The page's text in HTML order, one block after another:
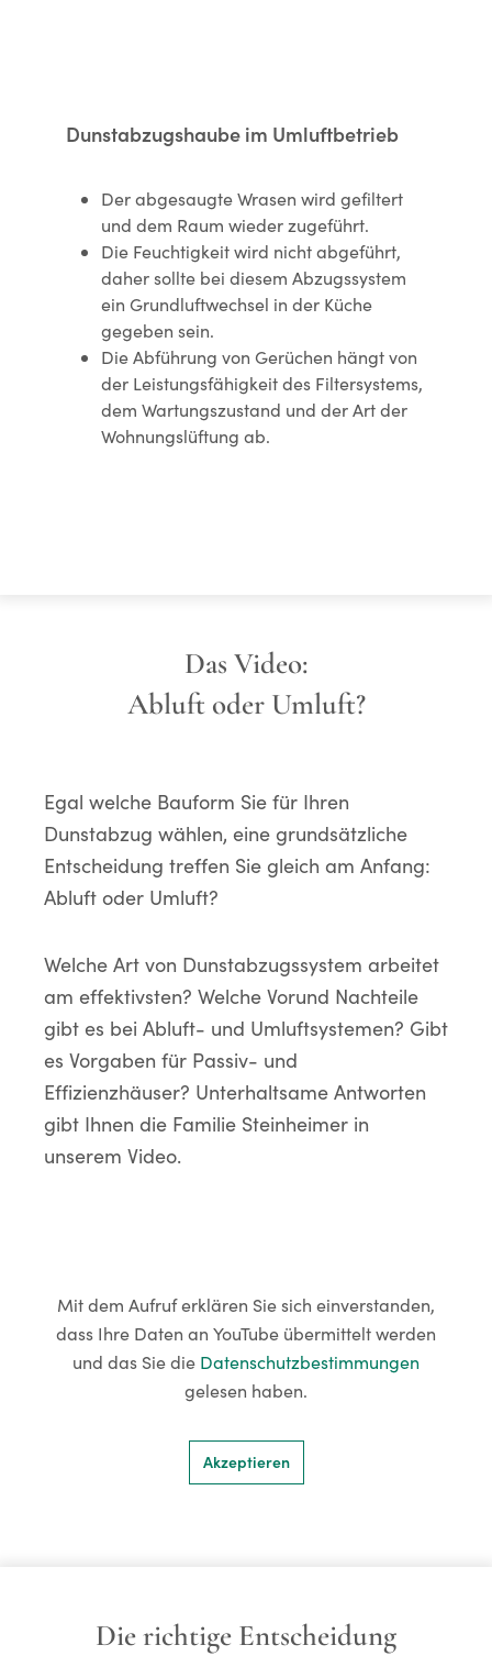
Dunstabzugshaube im Umluftbetrieb
Der abgesaugte Wrasen wird gefiltert
und dem Raum wieder zugeführt.
Die Feuchtigkeit wird nicht abgeführt,
daher sollte bei diesem Abzugssystem
ein Grundluftwechsel in der Küche
gegeben sein.
Die Abführung von Gerüchen hängt von
der Leistungsfähigkeit des Filtersystems,
dem Wartungszustand und der Art der
Wohnungslüftung ab.
Das Video:
Abluft oder Umluft?
Egal welche Bauform Sie für Ihren
Dunstabzug wählen, eine grundsätzliche
Entscheidung treffen Sie gleich am Anfang:
Abluft oder Umluft?
Welche Art von Dunstabzugssystem arbeitet
am effektivsten? Welche Vorund Nachteile
gibt es bei Abluft- und Umluftsystemen? Gibt
es Vorgaben für Passiv- und
Effizienzhäuser? Unterhaltsame Antworten
gibt Ihnen die Familie Steinheimer in
unserem Video.
Mit dem Aufruf erklären Sie sich einverstanden,
dass Ihre Daten an YouTube übermittelt werden
und das Sie die Datenschutzbestimmungen
gelesen haben.
Akzeptieren
Die richtige Entscheidung